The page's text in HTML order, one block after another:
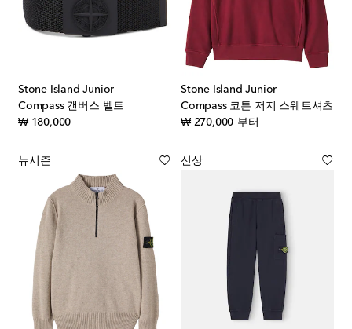
Stone Island Junior
Compass 캔버스 벨트
₩ 180,000original price
Stone Island Junior
Compass 코튼 저지 스웨트셔츠
부터
₩ 270,000
뉴시즌 신상